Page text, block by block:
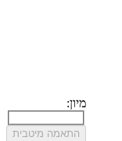
התאמה מיטבית